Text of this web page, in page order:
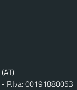
P.Iva: 00191880053